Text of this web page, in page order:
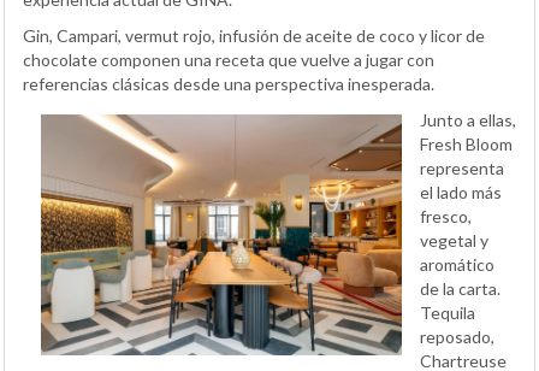
Gin, Campari, vermut rojo, infusión de aceite de coco y licor de
chocolate componen una receta que vuelve a jugar con
referencias clásicas desde una perspectiva inesperada.
Junto a ellas,
Fresh Bloom
representa
el lado más
fresco,
vegetal y
aromático
de la carta.
Tequila
reposado,
Chartreuse